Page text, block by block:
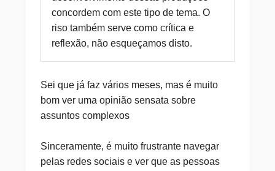
concordem com este tipo de tema. O
riso também serve como crítica e
reflexão, não esqueçamos disto.
Sei que já faz vários meses, mas é muito
bom ver uma opinião sensata sobre
assuntos complexos
Sinceramente, é muito frustrante navegar
pelas redes sociais e ver que as pessoas